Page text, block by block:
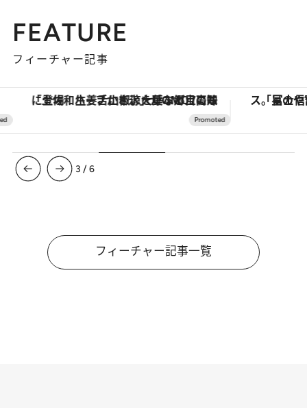
FEATURE
フィーチャー記事
「土佐和ハーブかき氷」がOMO7高知に登場！生姜、山椒、大葉など目にも舌にも涼を呼ぶ郷土の味
3 /6
フィーチャー記事一覧